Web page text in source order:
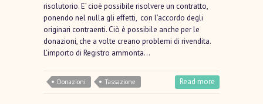
risolutorio. E’ cioè possibile risolvere un contratto,
ponendo nel nulla gli effetti, con l’accordo degli
originari contraenti. Ciò è possibile anche per le
donazioni, che a volte creano problemi di rivendita.
L’importo di Registro ammonta…
Donazioni Tassazione Read more